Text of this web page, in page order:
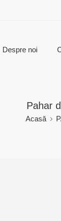
Despre noi
Pahar
Acasă